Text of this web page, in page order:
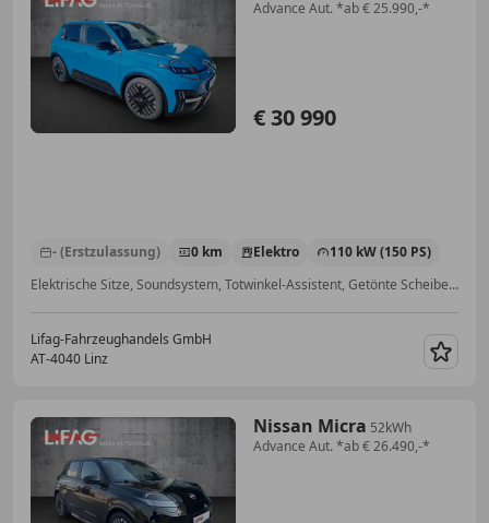
Advance Aut. *ab € 25.990,-*
€ 30 990
- (Erstzulassung) 0 km Elektro
110 kW (150 PS)
Elektrische Sitze, Soundsystem, Totwinkel-Assistent, Getönte Scheiben, Sitzheizung, Navigationssystem, Klimaautomatik, Induktionsladen für Smartphones
Lifag-Fahrzeughandels GmbH
AT-4040 Linz
Nissan Micra 52kWh
Advance Aut. *ab € 26.490,-*